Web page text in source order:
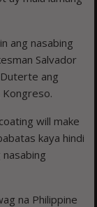
ang nasabing
Salvador
ang
Kongreso.
will make
kaya hindi
na Philippine